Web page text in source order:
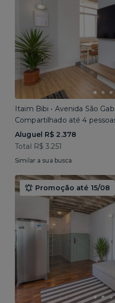
Itaim Bibi • Avenida São
Compartilhado até 4
Aluguel R$ 2.378
Total R$ 3.251
Similar a sua busca
Promoção até 15/08